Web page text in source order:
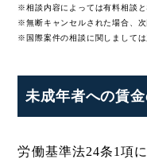
※相談内容によっては有料相談と
※無断キャンセルされた場合、
※国際案件の相談に関しましては
未成年者への賃
労働基準法24条1項